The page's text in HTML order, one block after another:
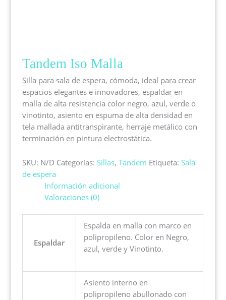
Tandem Iso Malla
Silla para sala de espera, cómoda, ideal para crear
espacios elegantes e innovadores, espaldar en
malla de alta resistencia color negro, azul, verde o
vinotinto, asiento en espuma de alta densidad en
tela mallada antitranspirante, herraje metálico con
terminación en pintura electrostática.
SKU: N/D Categorías:Sillas,Tandem Etiqueta:Sala
de espera
Información adicional
Valoraciones (0)
Espaldar
Espalda en malla con marco en
polipropileno. Color en Negro,
azul, verde y Vinotinto.
Asiento interno en
polipropileno abullonado con